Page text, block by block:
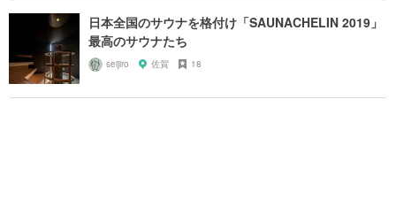
日本全国のサウナを格付け「SAUNACHELIN 2019」
最高のサウナたち
seijiro 佐賀 18